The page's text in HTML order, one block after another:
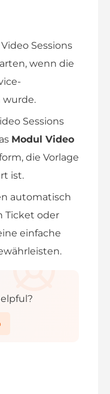
Sessions
wenn die
wurde.
Sessions
Modul Video
die Vorlage
ist.
automatisch
Ticket oder
einfache